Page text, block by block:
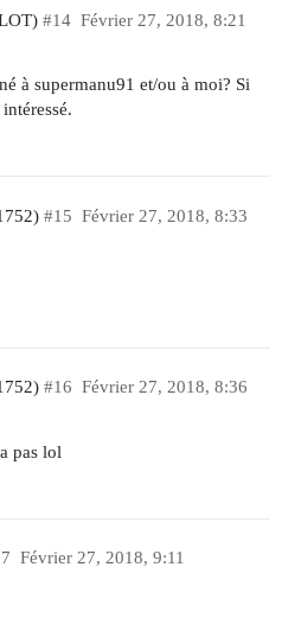
Février 27, 2018, 8:21
#14
à supermanu91 et/ou à moi? Si
Février 27, 2018, 8:33
#15
Février 27, 2018, 8:36
#16
pas lol
Février 27, 2018, 9:11